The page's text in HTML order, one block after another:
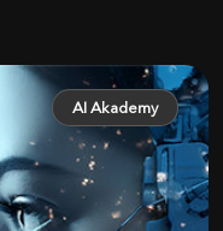
AI Akademy